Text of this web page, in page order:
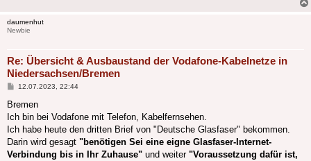
daumenhut
Newbie
Re: Übersicht & Ausbaustand der Vodafone-Kabelnetze in
Niedersachsen/Bremen
Beitrag
12.07.2023, 22:44
Bremen
Ich bin bei Vodafone mit Telefon, Kabelfernsehen.
Ich habe heute den dritten Brief von "Deutsche Glasfaser" bekommen.
Darin wird gesagt "benötigen Sei eine eigne Glasfaser-Internet-
Verbindung bis in Ihr Zuhause" und weiter "Voraussetzung dafür ist,